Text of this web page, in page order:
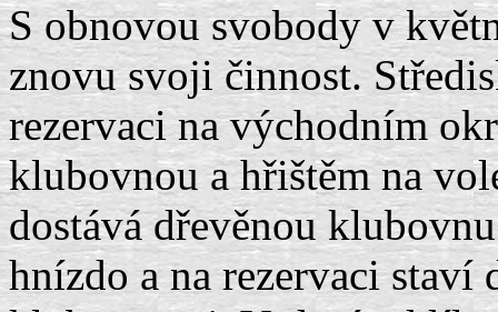
S obnovou svobody v
znovu svoji činnost.
rezervaci na východním
klubovnou a hřištěm na
dostává dřevěnou
hnízdo a na rezervaci staví